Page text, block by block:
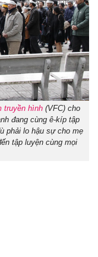
truyền hình(VFC) cho
đang cùng ê-kíp tập
phải lo hậu sự cho mẹ
tập luyện cùng mọi